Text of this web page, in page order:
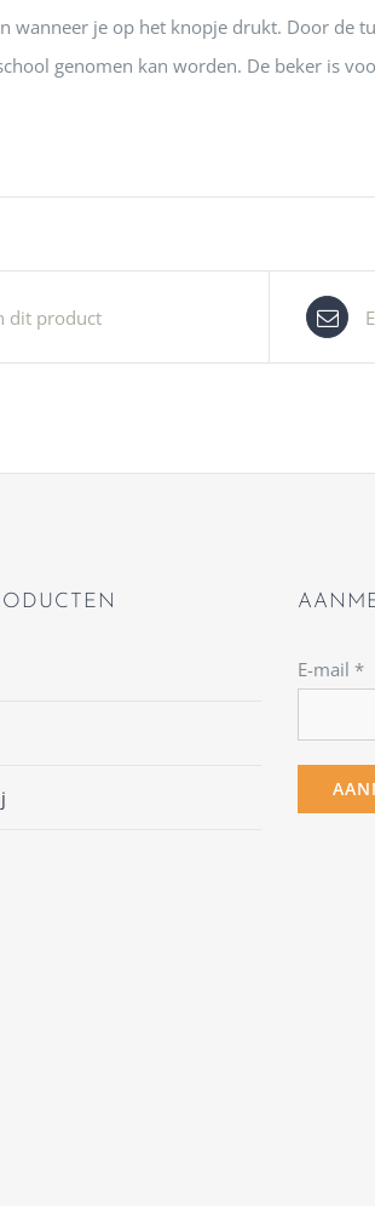
wanneer je op het knopje drukt. Door de
genomen kan worden. De beker is
dit product
E-mail *